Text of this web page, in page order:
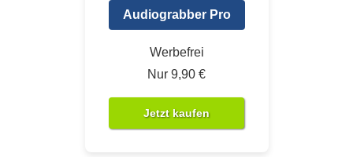
Audiograbber Pro
Werbefrei
Nur 9,90 €
Jetzt kaufen